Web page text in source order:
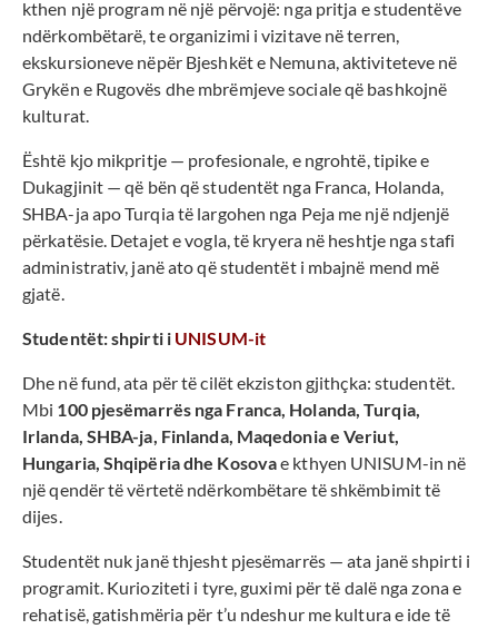
kthen një program në një përvojë: nga pritja e studentëve
ndërkombëtarë, te organizimi i vizitave në terren,
ekskursioneve nëpër Bjeshkët e Nemuna, aktiviteteve në
Grykën e Rugovës dhe mbrëmjeve sociale që bashkojnë
kulturat.
Është kjo mikpritje — profesionale, e ngrohtë, tipike e
Dukagjinit — që bën që studentët nga Franca, Holanda,
SHBA-ja apo Turqia të largohen nga Peja me një ndjenjë
përkatësie. Detajet e vogla, të kryera në heshtje nga stafi
administrativ, janë ato që studentët i mbajnë mend më
gjatë.
Studentët: shpirti i UNISUM-it
Dhe në fund, ata për të cilët ekziston gjithçka: studentët.
Mbi 100 pjesëmarrës nga Franca, Holanda, Turqia,
Irlanda, SHBA-ja, Finlanda, Maqedonia e Veriut,
Hungaria, Shqipëria dhe Kosovae kthyen UNISUM-in në
një qendër të vërtetë ndërkombëtare të shkëmbimit të
dijes.
Studentët nuk janë thjesht pjesëmarrës — ata janë shpirti i
programit. Kurioziteti i tyre, guximi për të dalë nga zona e
rehatisë, gatishmëria për t’u ndeshur me kultura e ide të